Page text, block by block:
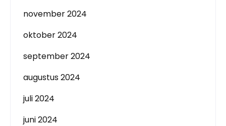
november 2024
oktober 2024
september 2024
augustus 2024
juli 2024
juni 2024